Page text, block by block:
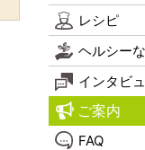
レシピ
ヘルシー
インタビ
ご案内
FAQ